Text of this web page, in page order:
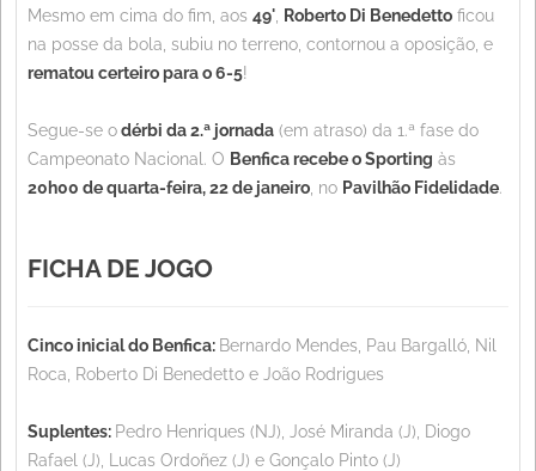
Mesmo em cima do fim, aos 49' Roberto Di Benedetto ficou
na posse da bola, subiu no terreno, contornou a oposição, e
rematou certeiro para o 6-5!
Segue-se odérbi da 2.ª jornada (em atraso) da 1.ª fase do
Campeonato Nacional. O Benfica recebe o Sporting às
20h00 de quarta-feira, 22 de janeiro , no Pavilhão Fidelidade.
FICHA DE JOGO
Cinco inicial do Benfica: Bernardo Mendes, Pau Bargalló, Nil
Roca, Roberto Di Benedetto e João Rodrigues
Suplentes: Pedro Henriques (NJ), José Miranda (J), Diogo
Rafael (J), Lucas Ordoñez (J) e Gonçalo Pinto (J)